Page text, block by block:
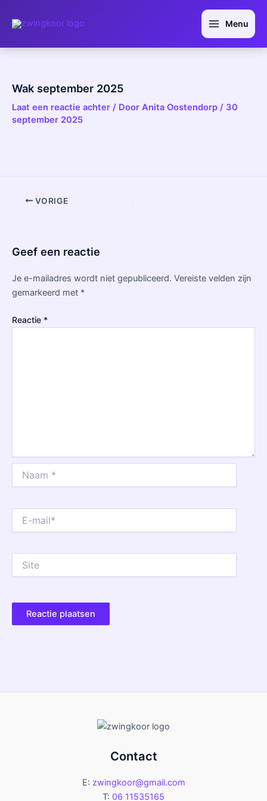
naar
inhoud
Main
Menu
Menu
Wak september 2025
Laat een reactie achter / Door Anita Oostendorp / 30
september 2025
navigatie
VORIGE
Geef een reactie
Je e-mailadres wordt niet gepubliceerd. Vereiste velden zijn
gemarkeerd met *
Reactie *
mail*
Contact
E: zwingkoor@gmail.com
T: 06 11535165